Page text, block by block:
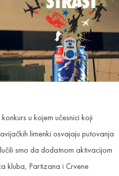
u kojem učesnici koji
limenki osvajaju putovanja
smo da dodatnom aktivacijom
kluba, Partizana i Crvene